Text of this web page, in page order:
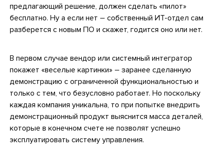
предлагающий решение, должен сделать «пилот»
бесплатно. Ну а если нет – собственный ИТ-отдел сам
разберется с новым ПО и скажет, годится оно или нет.
В первом случае вендор или системный интегратор
покажет «веселые картинки» – заранее сделанную
демонстрацию с ограниченной функциональностью и
только с тем, что безусловно работает. Но поскольку
каждая компания уникальна, то при попытке внедрить
демонстрационный продукт выяснится масса деталей,
которые в конечном счете не позволят успешно
эксплуатировать систему управления.